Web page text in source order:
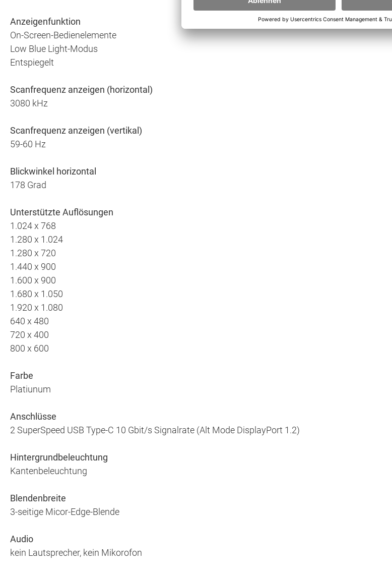
Anzeigenfunktion
On-Screen-Bedienelemente
Low Blue Light-Modus
Entspiegelt
Scanfrequenz anzeigen (horizontal)
3080 kHz
Scanfrequenz anzeigen (vertikal)
59-60 Hz
Blickwinkel horizontal
178 Grad
Unterstützte Auflösungen
1.024 x 768
1.280 x 1.024
1.280 x 720
1.440 x 900
1.600 x 900
1.680 x 1.050
1.920 x 1.080
640 x 480
720 x 400
800 x 600
Farbe
Platiunum
Anschlüsse
2 SuperSpeed USB Type-C 10 Gbit/s Signalrate (Alt Mode DisplayPort 1.2)
Hintergrundbeleuchtung
Kantenbeleuchtung
Blendenbreite
3-seitige Micor-Edge-Blende
Audio
kein Lautsprecher, kein Mikorofon